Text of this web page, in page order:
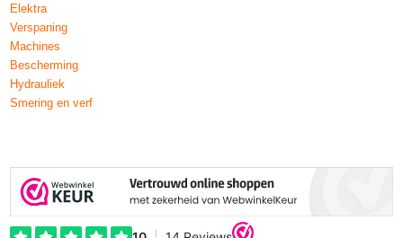
Elektra
Verspaning
Machines
Bescherming
Hydrauliek
Smering en verf